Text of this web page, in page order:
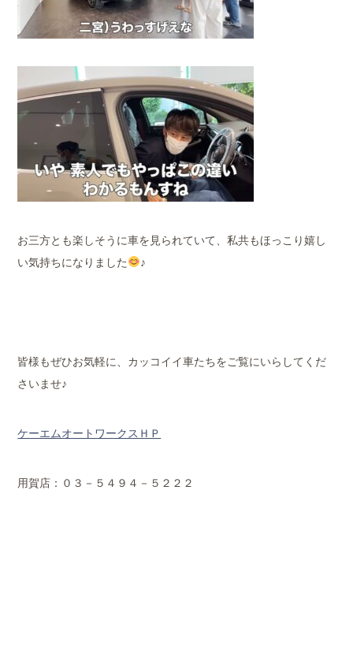
お三方とも楽しそうに車を見られていて、私共もほっこり嬉し
い気持ちになりました
♪
皆様もぜひお気軽に、カッコイイ車たちをご覧にいらしてくだ
さいませ♪
ケーエムオートワークスＨＰ
用賀店：０３－５４９４－５２２２